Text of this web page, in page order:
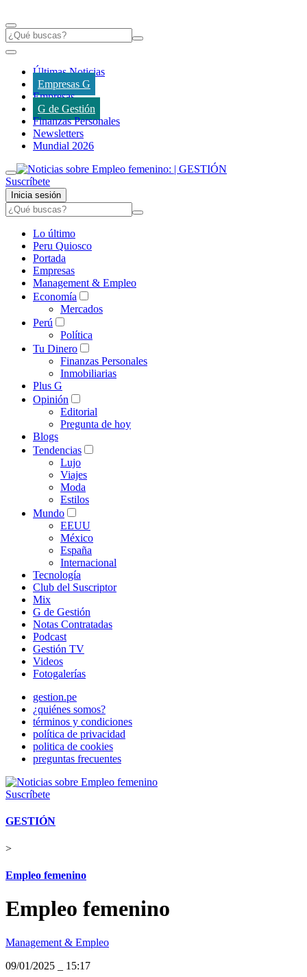
Últimas Noticias
Empresas G
Empresas
G de Gestión
Finanzas Personales
Newsletters
Mundial 2026
Suscríbete
Inicia sesión
Lo último
Peru Quiosco
Portada
Empresas
Management & Empleo
Economía
Mercados
Perú
Política
Tu Dinero
Finanzas Personales
Inmobiliarias
Plus G
Opinión
Editorial
Pregunta de hoy
Blogs
Tendencias
Lujo
Viajes
Moda
Estilos
Mundo
EEUU
México
España
Internacional
Tecnología
Club del Suscriptor
Mix
G de Gestión
Notas Contratadas
Podcast
Gestión TV
Videos
Fotogalerías
gestion.pe
¿quiénes somos?
términos y condiciones
política de privacidad
politica de cookies
preguntas frecuentes
Suscríbete
GESTIÓN
>
Empleo femenino
Empleo femenino
Management & Empleo
09/01/2025
15:17